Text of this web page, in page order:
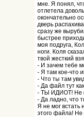
мне. Я понял,
отлетела
окончательно
дверь
сразу же
быстрее
моя подруга,
ноги. Коля
твой жесткий
- И зачем тебе
- Я там кое-что
- Что ты там
- Да файл тут
- ТЫ ИДИОТ! Не
- Да ладно, что
Я не мог встать
этого файла! Не